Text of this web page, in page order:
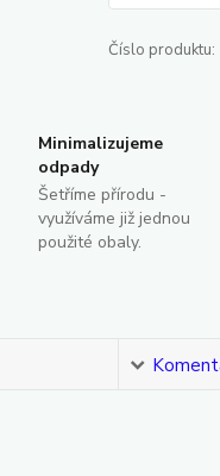
Číslo produktu:
Minimalizujeme
odpady
Šetříme přírodu -
využíváme již jednou
použité obaly.